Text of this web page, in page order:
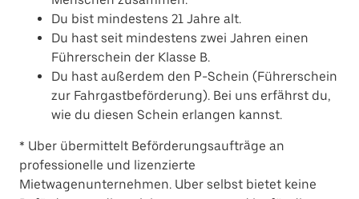
Du bist mindestens 21 Jahre alt.
Du hast seit mindestens zwei Jahren einen
Führerschein der Klasse B.
Du hast außerdem den P-Schein (Führerschein
zur Fahrgastbeförderung). Bei uns erfährst du,
wie du diesen Schein erlangen kannst.
* Uber übermittelt Beförderungsaufträge an
professionelle und lizenzierte
Mietwagenunternehmen. Uber selbst bietet keine